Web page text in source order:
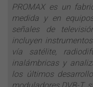
PROMAX es un
medida y en
señales de
incluyen
vía satélite,
inalámbricas y
los últimos